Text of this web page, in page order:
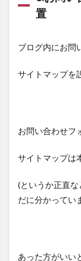
置
ブログ内にお問
サイトマップを
お問い合わせフ
サイトマップは
(というか正直
だに分かってい
あった方がいい